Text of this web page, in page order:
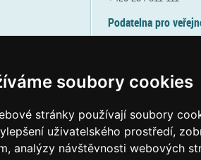
soubory cookies
stránky používají soubory
uživatelského prostředí,
analýzy návštěvnosti webových
Podatelna pro
(více informací
Elektronická
posta@msmtgov cz